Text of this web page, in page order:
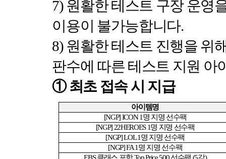
7) 원활한 테스트 구장 운영
이용이 불가능합니다.
8) 원활한 테스트 진행을 위
판수에 따른 테스트 지원 아
① 최초 접속 시 지급
아이템명
[NGP] ICON 1명 지명 선수팩
[NGP] 22HEROES 1명 지명 선수팩
[NGP] LOL 1명 지명 선수팩
[NGP] FA 1명 지명 선수팩